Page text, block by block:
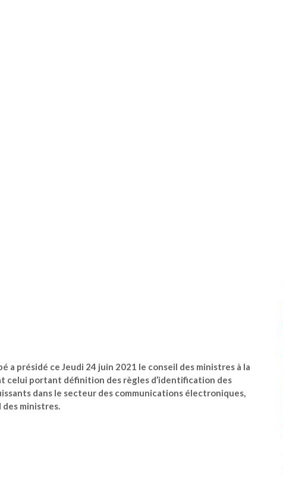
a présidé ce Jeudi 24 juin 2021 le conseil des ministres à la
celui portant définition des règles d’identification des
dans le secteur des communications électroniques,
ministres.